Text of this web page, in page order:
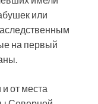
или
на первый
от места